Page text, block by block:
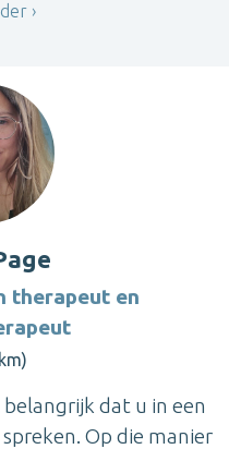
therapeut en
dat u in een
Op die manier